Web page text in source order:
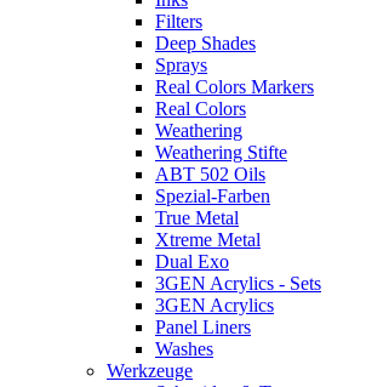
Filters
Deep Shades
Sprays
Real Colors Markers
Real Colors
Weathering
Weathering Stifte
ABT 502 Oils
Spezial-Farben
True Metal
Xtreme Metal
Dual Exo
3GEN Acrylics - Sets
3GEN Acrylics
Panel Liners
Washes
Werkzeuge